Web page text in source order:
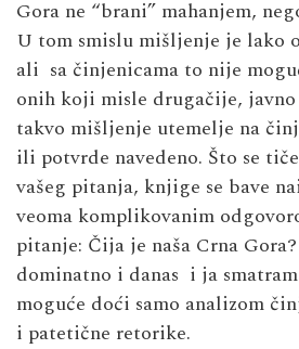
Gora ne “brani” mahanjem,
U tom smislu mišljenje je lako
ali sa činjenicama to nije
onih koji misle drugačije, javno
takvo mišljenje utemelje na
ili potvrde navedeno. Što se
vašeg pitanja, knjige se bave
veoma komplikovanim
pitanje: Čija je naša Crna
dominatno i danas i ja
moguće doći samo analizom
i patetične retorike.